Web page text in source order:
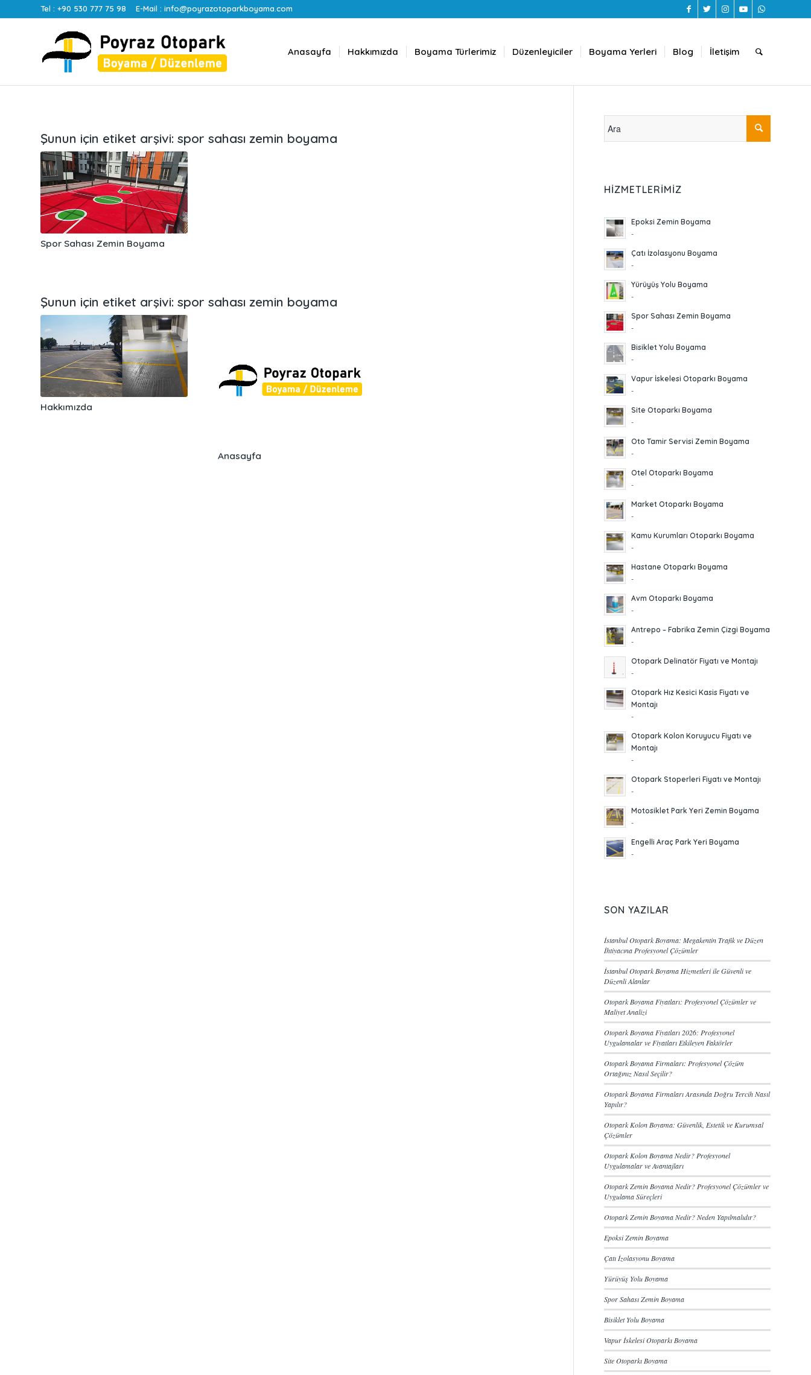
Tel : +90 530 777 75 98 E-Mail : info@poyrazotoparkboyama.com
Anasayfa Hakkımızda Boyama Türlerimiz Düzenleyiciler Boyama Yerleri Blog İletişim
Şunun için etiket arşivi: spor sahası zemin boyama
Spor Sahası Zemin Boyama
Şunun için etiket arşivi: spor sahası zemin boyama
Hakkımızda
Anasayfa
HIZMETLERIMIZ
Epoksi Zemin Boyama
-
Çatı İzolasyonu Boyama
-
Yürüyüş Yolu Boyama
-
Spor Sahası Zemin Boyama
-
Bisiklet Yolu Boyama
-
Vapur İskelesi Otoparkı Boyama
-
Site Otoparkı Boyama
-
Oto Tamir Servisi Zemin Boyama
-
Otel Otoparkı Boyama
-
Market Otoparkı Boyama
-
Kamu Kurumları Otoparkı Boyama
-
Hastane Otoparkı Boyama
-
Avm Otoparkı Boyama
-
Antrepo – Fabrika Zemin Çizgi Boyama
-
Otopark Delinatör Fiyatı ve Montajı
-
Otopark Hız Kesici Kasis Fiyatı ve
Montajı
-
Otopark Kolon Koruyucu Fiyatı ve
Montajı
-
Otopark Stoperleri Fiyatı ve Montajı
-
Motosiklet Park Yeri Zemin Boyama
-
Engelli Araç Park Yeri Boyama
-
SON YAZILAR
İstanbul Otopark Boyama: Megakentin Trafik ve Düzen
İhtiyacına Profesyonel Çözümler
İstanbul Otopark Boyama Hizmetleri ile Güvenli ve
Düzenli Alanlar
Otopark Boyama Fiyatları: Profesyonel Çözümler ve
Maliyet Analizi
Otopark Boyama Fiyatları 2026: Profesyonel
Uygulamalar ve Fiyatları Etkileyen Faktörler
Otopark Boyama Firmaları: Profesyonel Çözüm
Ortağınız Nasıl Seçilir?
Otopark Boyama Firmaları Arasında Doğru Tercih Nasıl
Yapılır?
Otopark Kolon Boyama: Güvenlik, Estetik ve Kurumsal
Çözümler
Otopark Kolon Boyama Nedir? Profesyonel
Uygulamalar ve Avantajları
Otopark Zemin Boyama Nedir? Profesyonel Çözümler ve
Uygulama Süreçleri
Otopark Zemin Boyama Nedir? Neden Yapılmalıdır?
Epoksi Zemin Boyama
Çatı İzolasyonu Boyama
Yürüyüş Yolu Boyama
Spor Sahası Zemin Boyama
Bisiklet Yolu Boyama
Vapur İskelesi Otoparkı Boyama
Site Otoparkı Boyama